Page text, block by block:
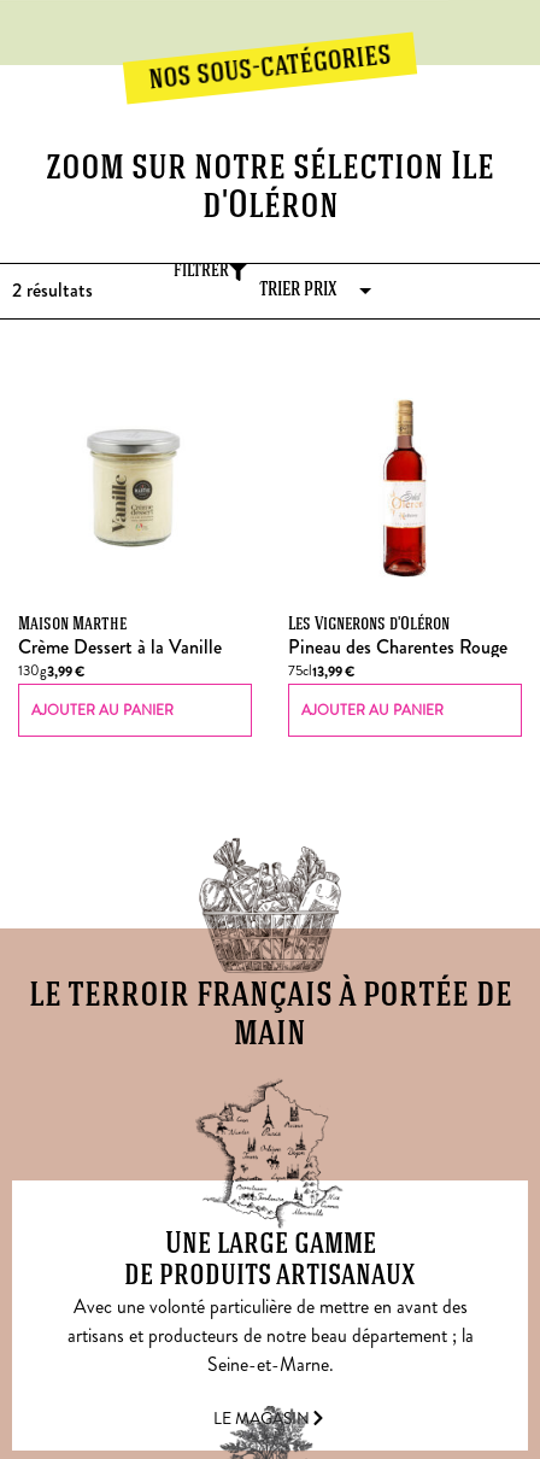
nos sous-catégories
zoom sur notre sélection Ile
d'Oléron
2 résultats
FILTRER
Maison Marthe
Crème Dessert à la Vanille
130g3,99€
AJOUTER AU PANIER
Les Vignerons d'Oléron
Pineau des Charentes Rouge
75cl13,99€
AJOUTER AU PANIER
le terroir français à portée de
main
Une large gamme
de produits artisanaux
Avec une volonté particulière de mettre en avant des
artisans et producteurs de notre beau département ; la
Seine-et-Marne.
LE MAGASIN